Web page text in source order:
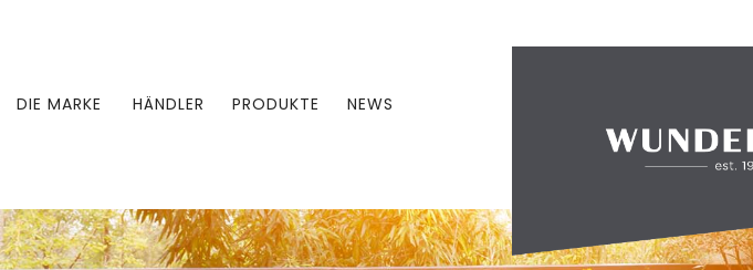
DIE MARKE HÄNDLER PRODUKTE NEWS